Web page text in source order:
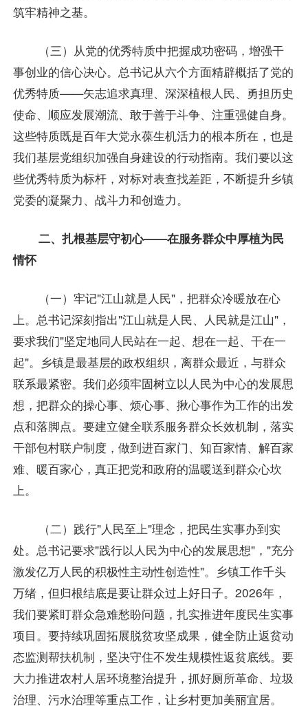
筑牢精神之基。
（三）从党的优秀特质中把握成功密码，增强干
事创业的信心决心。总书记从六个方面精辟概括了党的
优秀特质——矢志追求真理、深深植根人民、勇担历史
使命、顺应发展潮流、敢于善于斗争、注重强健自身。
这些特质既是百年大党永葆生机活力的根本所在，也是
我们基层党组织加强自身建设的行动指南。我们要以这
些优秀特质为标杆，对标对表查找差距，不断提升乡镇
党委的凝聚力、战斗力和创造力。
二、扎根基层守初心——在服务群众中厚植为民
情怀
（一）牢记"江山就是人民"，把群众冷暖放在心
上。总书记深刻指出"江山就是人民、人民就是江山"，
要求我们"坚定地同人民站在一起、想在一起、干在一
起"。乡镇是最基层的政权组织，离群众最近，与群众
联系最紧密。我们必须牢固树立以人民为中心的发展思
想，把群众的操心事、烦心事、揪心事作为工作的出发
点和落脚点。要建立健全联系服务群众长效机制，落实
干部包村联户制度，做到进百家门、知百家情、解百家
难、暖百家心，真正把党和政府的温暖送到群众心坎
上。
（二）践行"人民至上"理念，把民生实事办到实
处。总书记要求"践行以人民为中心的发展思想"，"充分
激发亿万人民的积极性主动性创造性"。乡镇工作千头
万绪，但归根结底是要让群众过上好日子。2026年，
我们要紧盯群众急难愁盼问题，扎实推进年度民生实事
项目。要持续巩固拓展脱贫攻坚成果，健全防止返贫动
态监测帮扶机制，坚决守住不发生规模性返贫底线。要
大力推进农村人居环境整治提升，抓好厕所革命、垃圾
治理、污水治理等重点工作，让乡村更加美丽宜居。